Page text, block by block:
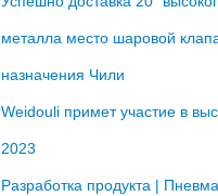
металла место шаровой
назначения Чили
Weidouli примет участие в
2023
Разработка продукта |